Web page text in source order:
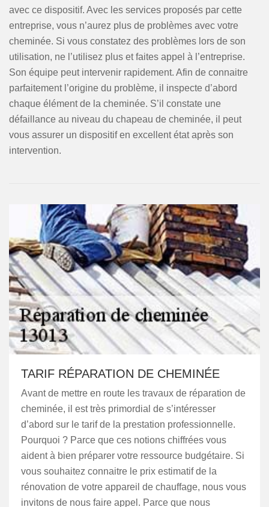
avec ce dispositif. Avec les services proposés par cette
entreprise, vous n’aurez plus de problèmes avec votre
cheminée. Si vous constatez des problèmes lors de son
utilisation, ne l’utilisez plus et faites appel à l’entreprise.
Son équipe peut intervenir rapidement. Afin de connaitre
parfaitement l’origine du problème, il inspecte d’abord
chaque élément de la cheminée. S’il constate une
défaillance au niveau du chapeau de cheminée, il peut
vous assurer un dispositif en excellent état après son
intervention.
TARIF RÉPARATION DE CHEMINÉE
Avant de mettre en route les travaux de réparation de
cheminée, il est très primordial de s’intéresser
d’abord sur le tarif de la prestation professionnelle.
Pourquoi ? Parce que ces notions chiffrées vous
aident à bien préparer votre ressource budgétaire. Si
vous souhaitez connaitre le prix estimatif de la
rénovation de votre appareil de chauffage, nous vous
invitons de nous faire appel. Parce que nous